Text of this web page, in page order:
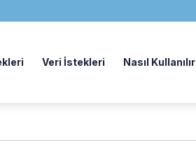
Veri İstekleri Nasıl Kullanılır